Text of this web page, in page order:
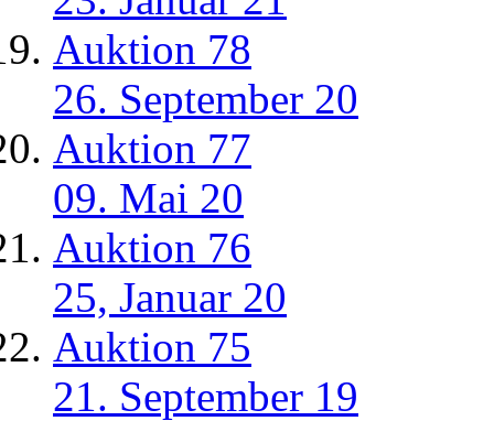
Auktion 78
26. September 20
Auktion 77
09. Mai 20
Auktion 76
25, Januar 20
Auktion 75
21. September 19